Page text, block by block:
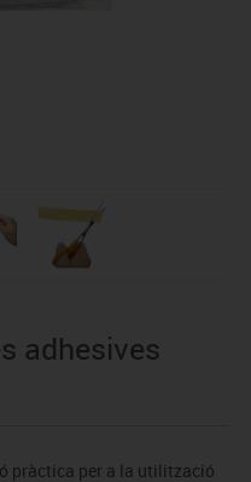
adhesives
pràctica per a la utilització